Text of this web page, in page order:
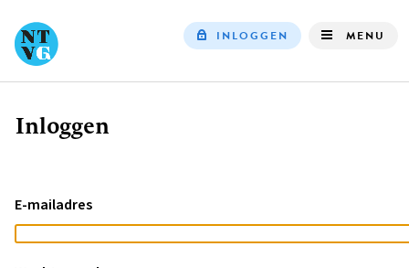
INLOGGEN MENU
Kruimelpad
Inloggen
E-mailadres